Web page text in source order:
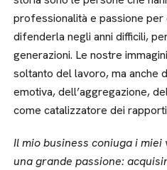
professionalità e passione per
difenderla negli anni difficili,
generazioni. Le nostre
soltanto del lavoro, ma anche
emotiva, dell’aggregazione,
come catalizzatore dei rapporti
Il mio business coniuga i
una grande passione: